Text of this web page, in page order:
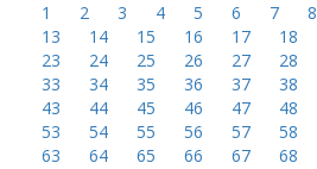
1 2 3 4 5 6 7 8
13
14 15 16 17 18
23
24 25 26 27 28
33
34 35 36 37 38
43
44 45 46 47 48
53
54 55 56 57 58
63
64 65 66 67 68